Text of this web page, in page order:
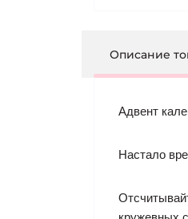
Описание
Адвент
Настало